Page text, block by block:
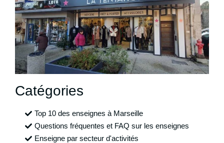
Catégories
Top 10 des enseignes à Marseille
Questions fréquentes et FAQ sur les enseignes
Enseigne par secteur d'activités